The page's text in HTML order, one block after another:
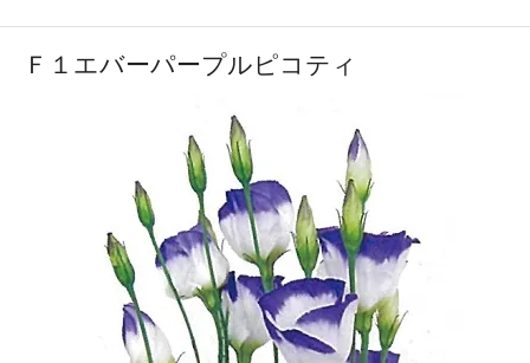
Ｆ１エバーパープルピコティ